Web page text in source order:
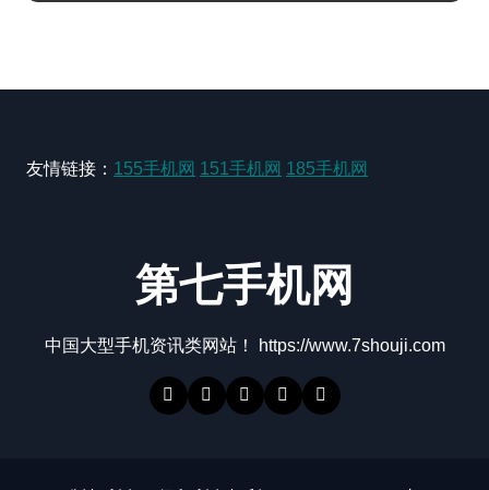
友情链接： 155手机网 151手机网 185手机网
第七手机网
中国大型手机资讯类网站！ https://www.7shouji.com